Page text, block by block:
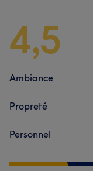
4,5
Ambiance
Propreté
Personnel